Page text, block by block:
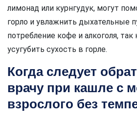
лимонад или курнгудук, могут
горло и увлажнить дыхательные
потребление кофе и алкоголя, так
усугубить сухость в горле.
Когда следует
врачу при кашле с
взрослого без